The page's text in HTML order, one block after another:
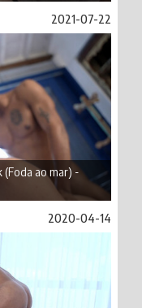
2021-07-22
(Foda ao mar) -
2020-04-14